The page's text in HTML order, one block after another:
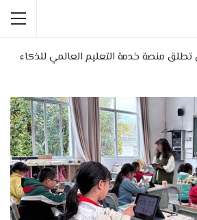
تطلق منصة خدمة التعليم العالمي للذكاء